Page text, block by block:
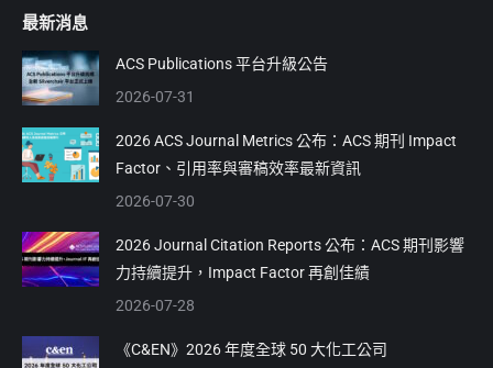
opens
in
new
opens
in
new
最新消息
ACS Publications 平台升級公告
2026-07-31
2026 ACS Journal Metrics 公布：ACS 期刊 Impact
Factor、引用率與審稿效率最新資訊
2026-07-30
2026 Journal Citation Reports 公布：ACS 期刊影響
力持續提升，Impact Factor 再創佳績
2026-07-28
《C&EN》2026 年度全球 50 大化工公司